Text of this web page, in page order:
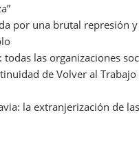
por una brutal represión
todas las organizaciones
de Volver al
la extranjerización de